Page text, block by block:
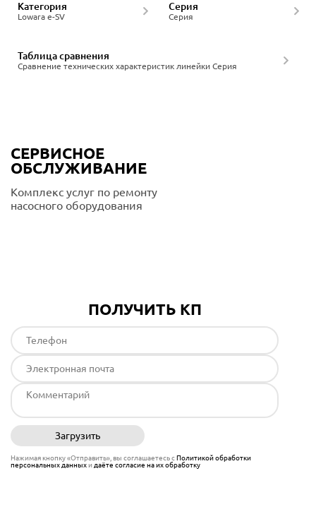
Lowara e-SV
Категория
Серия
Серия
Сравнение технических характеристик линейки Серия
Таблица сравнения
СЕРВИСНОЕ
ОБСЛУЖИВАНИЕ
Комплекс услуг по ремонту
насосного оборудования
ПОЛУЧИТЬ КП
Загрузить
Нажимая кнопку «Отправить», вы соглашаетесь сПолитикой обработки
персональных данныхи даёте согласие на их обработку